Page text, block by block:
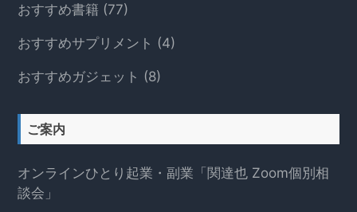
おすすめ書籍 (77)
おすすめサプリメント (4)
おすすめガジェット (8)
ご案内
オンラインひとり起業・副業「関達也 Zoom個別相
談会」